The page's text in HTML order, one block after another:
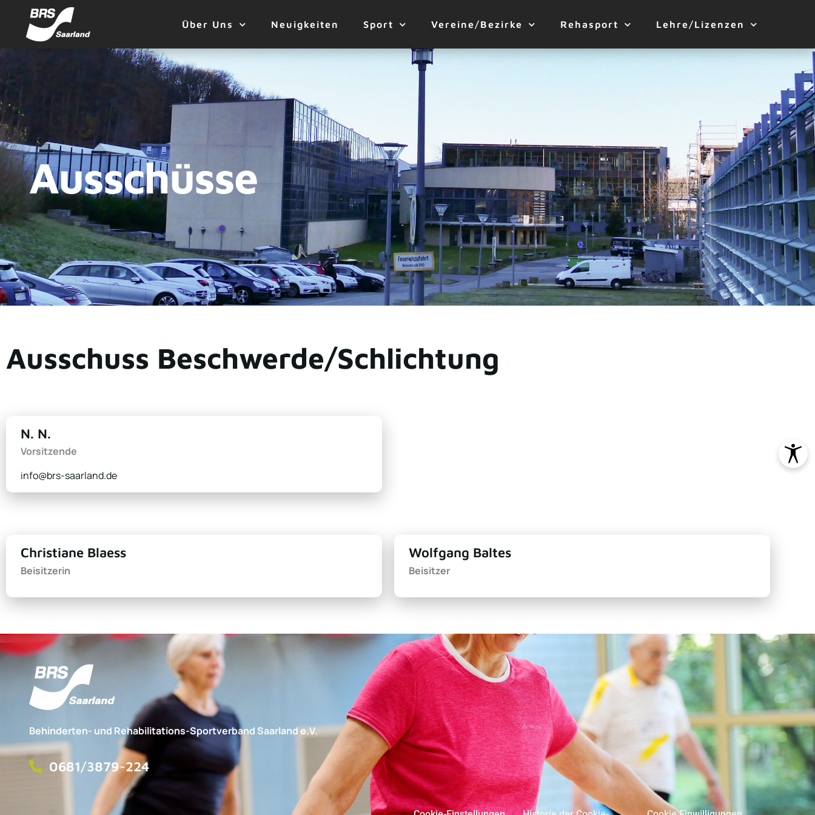
Über Uns Neuigkeiten Sport Vereine/Bezirke Rehasport Lehre/Lizenzen
Ausschüsse
Ausschuss Beschwerde/Schlichtung
N. N.
Vorsitzende
info@brs-saarland.de
Christiane Blaess
Beisitzerin
Wolfgang Baltes
Beisitzer
Behinderten- und Rehabilitations-Sportverband Saarland e.V.
0681/3879-224